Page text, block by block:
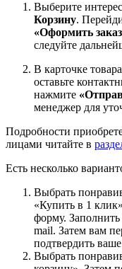
Выберите
Корзину.
«Оформить
следуйте
В карточке
оставьте
нажмите
менеджер для
Подробности
лицами читайте в
Есть несколько
Выбрать
«Купить в 1
форму.
mail. Затем вам
подтвердить
Выбрать